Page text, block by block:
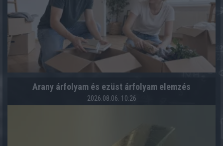
Arany árfolyam és ezüst árfolyam elemzés
2026.08.06. 10:26